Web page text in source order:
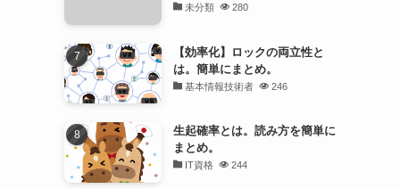
未分類 280
【効率化】ロックの両立性と
は。簡単にまとめ。
基本情報技術者 246
生起確率とは。読み方を簡単に
まとめ。
IT資格 244